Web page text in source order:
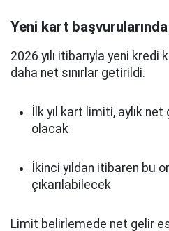
Yeni kart başvurularında
2026 yılı itibarıyla yeni kredi
daha net sınırlar getirildi.
İlk yıl kart limiti, aylık
olacak
İkinci yıldan itibaren bu
çıkarılabilecek
Limit belirlemede net gelir